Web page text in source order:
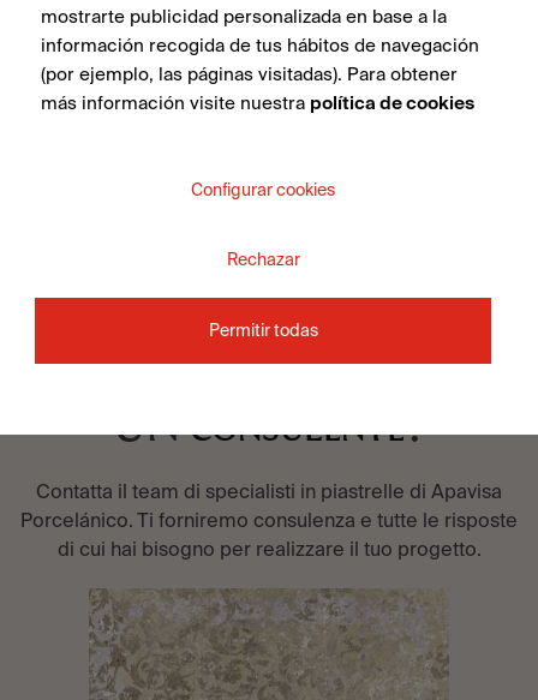
Bohemian Blend 30X100
DESIDERI PARLARE CON
UNCONSULENTE?
Contatta il team di specialisti in piastrelle di Apavisa
Porcelánico. Ti forniremo consulenza e tutte le risposte
di cui hai bisogno per realizzare il tuo progetto.
mostrarte publicidad personalizada en base a la
información recogida de tus hábitos de navegación
(por ejemplo, las páginas visitadas). Para obtener
más información visite nuestra política de cookies
Configurar cookies
Rechazar
Permitir todas